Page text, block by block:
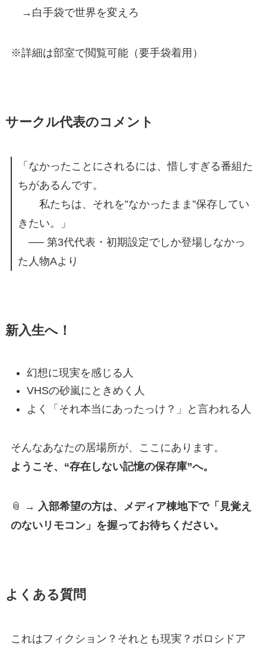
→白手袋で世界を変えろ
※詳細は部室で閲覧可能（要手袋着用）
サークル代表のコメント
「なかったことにされるには、惜しすぎる番組た
ちがあるんです。
私たちは、それを”なかったまま”保存してい
きたい。」
── 第3代代表・初期設定でしか登場しなかっ
た人物Aより
新入生へ！
幻想に現実を感じる人
VHSの砂嵐にときめく人
よく「それ本当にあったっけ？」と言われる人
そんなあなたの居場所が、ここにあります。
ようこそ、“存在しない記憶の保存庫”へ。
📎 → 入部希望の方は、メディア棟地下で「見覚え
のないリモコン」を握ってお待ちください。
よくある質問
これはフィクション？それとも現実？ボロシドア